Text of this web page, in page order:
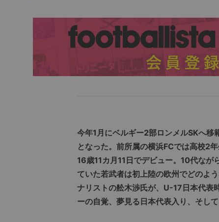
今年1月にベルギー2部ロンメルSKへ
となった。前所属の横浜FCでは高校2
16歳11カ月11日でデビュー。10代な
ていた若武者は初上陸の欧州でどのよ
ナリストの舩木渉氏が、U-17日本代表
ーの自覚、夢見る日本代表入り、そし